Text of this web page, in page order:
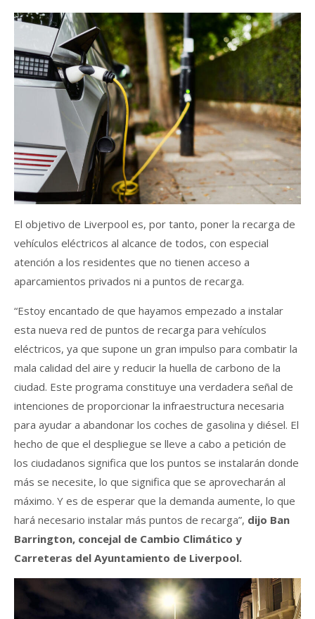
El objetivo de Liverpool es, por tanto, poner la recarga de
vehículos eléctricos al alcance de todos, con especial
atención a los residentes que no tienen acceso a
aparcamientos privados ni a puntos de recarga.
“Estoy encantado de que hayamos empezado a instalar
esta nueva red de puntos de recarga para vehículos
eléctricos, ya que supone un gran impulso para combatir la
mala calidad del aire y reducir la huella de carbono de la
ciudad. Este programa constituye una verdadera señal de
intenciones de proporcionar la infraestructura necesaria
para ayudar a abandonar los coches de gasolina y diésel. El
hecho de que el despliegue se lleve a cabo a petición de
los ciudadanos significa que los puntos se instalarán donde
más se necesite, lo que significa que se aprovecharán al
máximo. Y es de esperar que la demanda aumente, lo que
hará necesario instalar más puntos de recarga”, dijo Ban
Barrington, concejal de Cambio Climático y
Carreteras del Ayuntamiento de Liverpool.